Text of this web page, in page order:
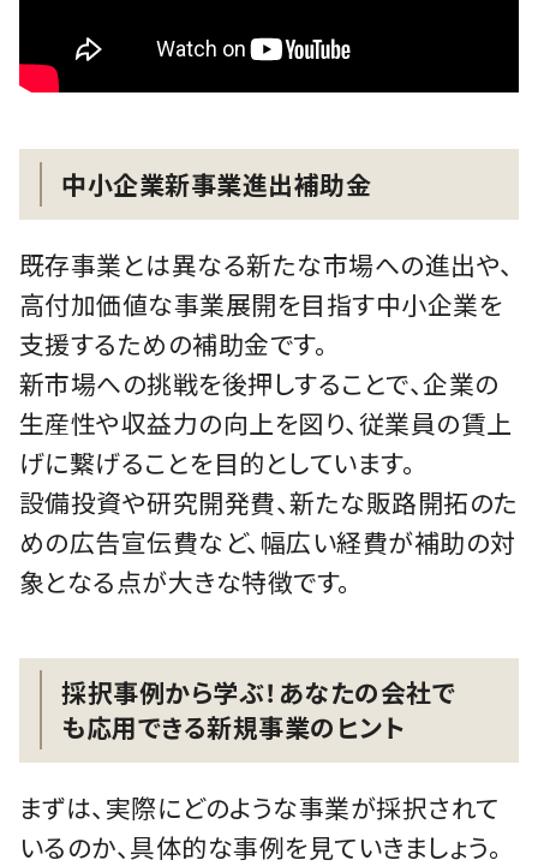
中小企業新事業進出補助金
既存事業とは異なる新たな市場への進出や、
高付加価値な事業展開を目指す中小企業を
支援するための補助金です。
新市場への挑戦を後押しすることで、企業の
生産性や収益力の向上を図り、従業員の賃上
げに繋げることを目的としています。
設備投資や研究開発費、新たな販路開拓のた
めの広告宣伝費など、幅広い経費が補助の対
象となる点が大きな特徴です。
採択事例から学ぶ！あなたの会社で
も応用できる新規事業のヒント
まずは、実際にどのような事業が採択されて
いるのか、具体的な事例を見ていきましょう。